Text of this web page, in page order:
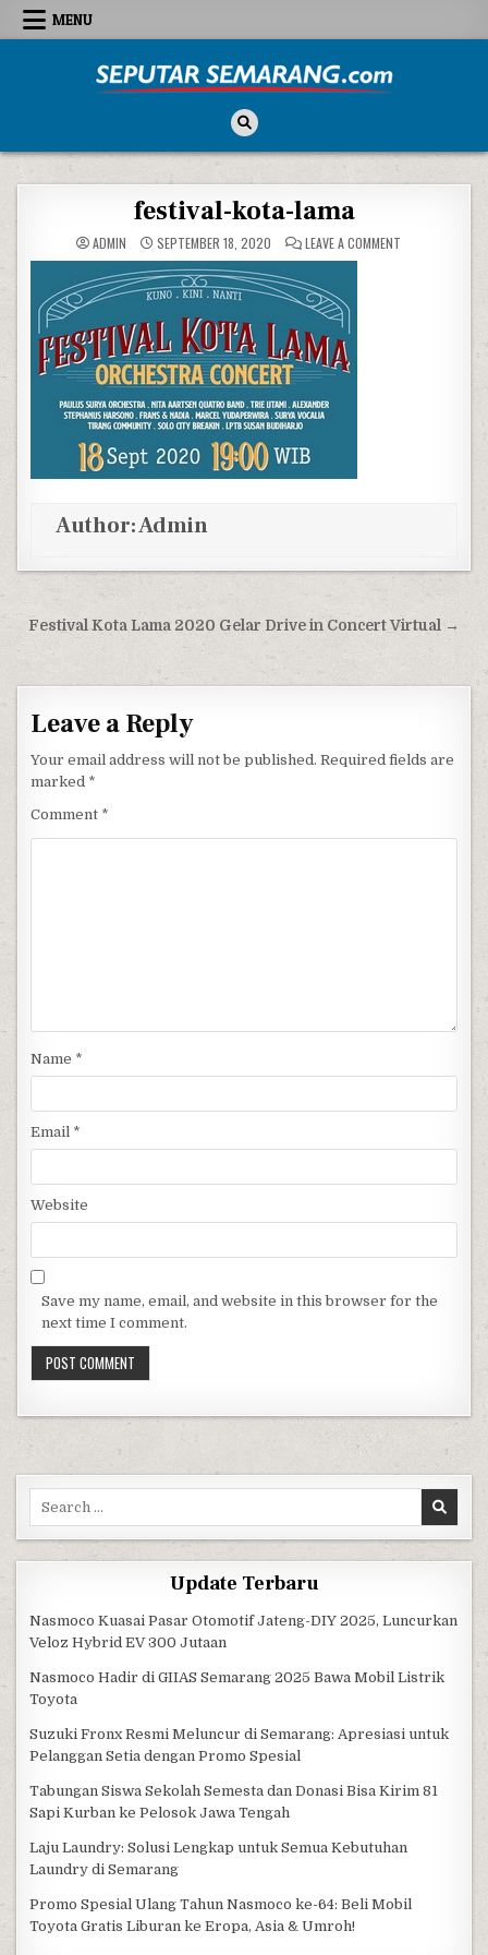
Skip to content
MENU
festival-kota-lama
ADMIN SEPTEMBER 18, 2020 LEAVE A COMMENT
Author:Admin
Post navigation
Festival Kota Lama 2020 Gelar Drive in Concert Virtual →
Leave a Reply
Your email address will not be published. Required fields are
marked *
Comment *
Name *
Email *
Website
Save my name, email, and website in this browser for the
next time I comment.
Update Terbaru
Nasmoco Kuasai Pasar Otomotif Jateng-DIY 2025, Luncurkan
Veloz Hybrid EV 300 Jutaan
Nasmoco Hadir di GIIAS Semarang 2025 Bawa Mobil Listrik
Toyota
Suzuki Fronx Resmi Meluncur di Semarang: Apresiasi untuk
Pelanggan Setia dengan Promo Spesial
Tabungan Siswa Sekolah Semesta dan Donasi Bisa Kirim 81
Sapi Kurban ke Pelosok Jawa Tengah
Laju Laundry: Solusi Lengkap untuk Semua Kebutuhan
Laundry di Semarang
Promo Spesial Ulang Tahun Nasmoco ke-64: Beli Mobil
Toyota Gratis Liburan ke Eropa, Asia & Umroh!